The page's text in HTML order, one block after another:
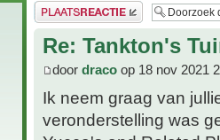
Plaats een reactie
Re: Tankton's
door draco op 18 nov 2021
Ik neem graag van
veronderstelling was